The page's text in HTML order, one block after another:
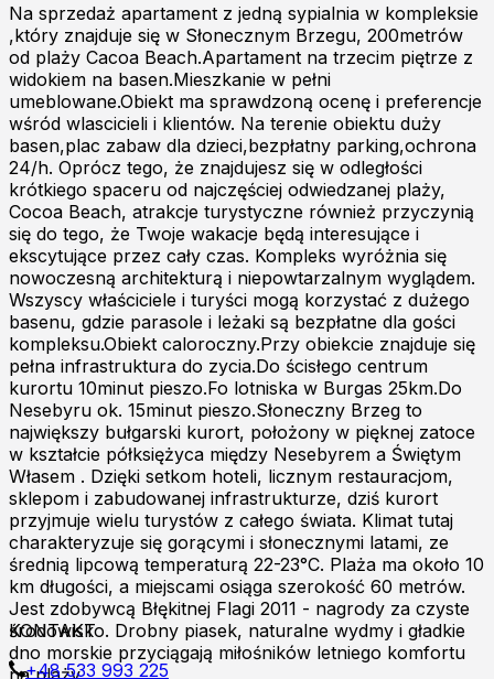
Na sprzedaż apartament z jedną sypialnia w kompleksie
,który znajduje się w Słonecznym Brzegu, 200metrów
od plaży Cacoa Beach.Apartament na trzecim piętrze z
widokiem na basen.Mieszkanie w pełni
umeblowane.Obiekt ma sprawdzoną ocenę i preferencje
wśród wlascicieli i klientów. Na terenie obiektu duży
basen,plac zabaw dla dzieci,bezpłatny parking,ochrona
24/h. Oprócz tego, że znajdujesz się w odległości
krótkiego spaceru od najczęściej odwiedzanej plaży,
Cocoa Beach, atrakcje turystyczne również przyczynią
się do tego, że Twoje wakacje będą interesujące i
ekscytujące przez cały czas. Kompleks wyróżnia się
nowoczesną architekturą i niepowtarzalnym wyglądem.
Wszyscy właściciele i turyści mogą korzystać z dużego
basenu, gdzie parasole i leżaki są bezpłatne dla gości
kompleksu.Obiekt caloroczny.Przy obiekcie znajduje się
pełna infrastruktura do zycia.Do ścisłego centrum
kurortu 10minut pieszo.Fo lotniska w Burgas 25km.Do
Nesebyru ok. 15minut pieszo.Słoneczny Brzeg to
największy bułgarski kurort, położony w pięknej zatoce
w kształcie półksiężyca między Nesebyrem a Świętym
Własem . Dzięki setkom hoteli, licznym restauracjom,
sklepom i zabudowanej infrastrukturze, dziś kurort
przyjmuje wielu turystów z całego świata. Klimat tutaj
charakteryzuje się gorącymi i słonecznymi latami, ze
średnią lipcową temperaturą 22-23°C. Plaża ma około 10
km długości, a miejscami osiąga szerokość 60 metrów.
Jest zdobywcą Błękitnej Flagi 2011 - nagrody za czyste
środowisko. Drobny piasek, naturalne wydmy i gładkie
dno morskie przyciągają miłośników letniego komfortu
na plaży
KONTAKT
+48 533 993 225